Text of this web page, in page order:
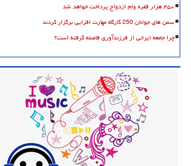
۴۵۰ هزار فقره وام ازدواج پرداخت خواهد شد
سمن های جوانان 250 کارگاه مهارت افزایی برگزار کردند
چرا جامعه ایرانی از فرزندآوری فاصله گرفته است؟